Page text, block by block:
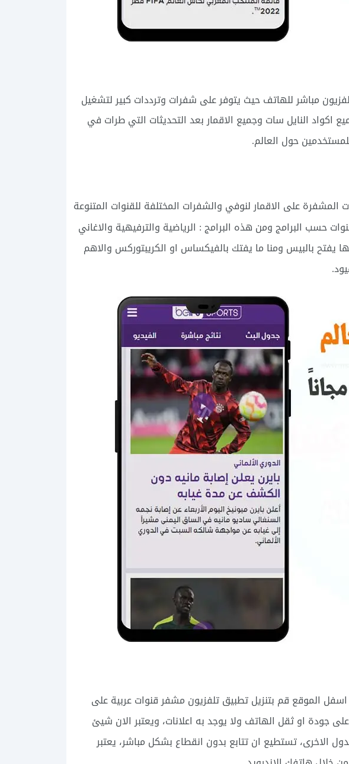
مباشر للهاتف حيث يتوفر على شفرات وترددات كبير لتشغيل
اكواد النايل سات وجميع الاقمار بعد التحديثات التي طرات في
حول العالم.
المشفرة على الاقمار لنوفي والشفرات المختلفة للقنوات المتنوعة
حسب البرامج ومن هذه البرامج : الرياضية والترفيهية والاغاني
يفتح بالبيس ومنا ما يفتك بالفيكساس او الكريبتوركس والاهم
الموقع قم بتنزيل تطبيق تلفزيون مشفر قنوات عربية على
جودة او ثقل الهاتف ولا يوجد به اعلانات، ويعتبر الان شيئ
الاخرى، تستطيع ان تتابع بدون انقطاع بشكل مباشر، يعتبر